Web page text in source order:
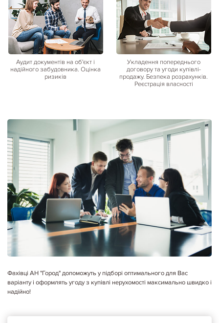
Аудит документів на об'єкт і
надійного забудовника. Оцінка
ризиків
Укладення попереднього
договору та угоди купівлі-
продажу. Безпека розрахунків.
Реєстрація власності
Фахівці АН "Город" допоможуть у підборі оптимального для Вас
варіанту і оформлять угоду з купівлі нерухомості максимально швидко і
надійно!